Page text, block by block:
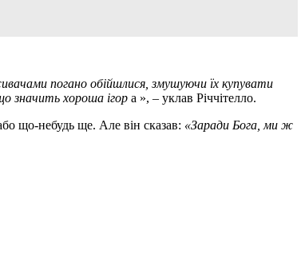
погано обійшлися, змушуючи їх купувати
значить хороша ігор а », – уклав Річчітелло.
що-небудь ще. Але він сказав: «Заради Бога, ми ж